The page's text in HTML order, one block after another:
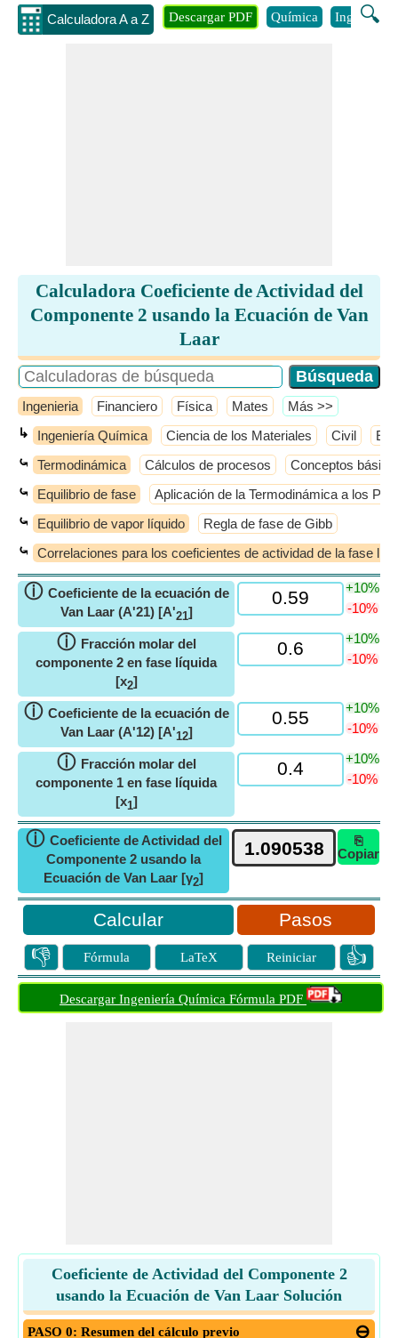
Calculadora A a Z 🔍
Descargar PDF Química Ingenieria
Calculadora Coeficiente de Actividad del
Componente 2 usando la Ecuación de Van
Laar
Ingenieria Financiero Física Mates ​Más >>
↳ Ingeniería Química Ciencia de los Materiales Civil
⤿ Termodinámica Cálculos de procesos Conceptos
⤿ Equilibrio de fase Aplicación de la Termodinámica a los
⤿ Equilibrio de vapor líquido Regla de fase de Gibb
⤿ Correlaciones para los coeficientes de actividad de la fase
ⓘ Coeficiente de la ecuación de
Van Laar (A'21) [A'21]
+10%
-10%
ⓘ Fracción molar del
componente 2 en fase líquida
[x2]
+10%
-10%
ⓘ Coeficiente de la ecuación de
Van Laar (A'12) [A'12]
+10%
-10%
ⓘ Fracción molar del
componente 1 en fase líquida
[x1]
+10%
-10%
ⓘ Coeficiente de Actividad del
Componente 2 usando la
Ecuación de Van Laar [γ2]
⎘
Copiar
Pasos
👎 Fórmula LaTeX Reiniciar 👍
Descargar Ingeniería Química Fórmula PDF
Coeficiente de Actividad del Componente 2
usando la Ecuación de Van Laar Solución
PASO 0: Resumen del cálculo previo